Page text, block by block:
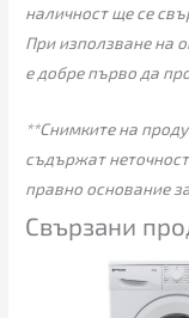
наличност ще се
При използване на
е добре първо да
**Снимките на
съдържат
правно основание
Свързани